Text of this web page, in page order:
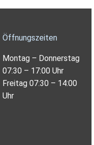
Öffnungszeiten
Montag – Donnerstag
07:30 – 17:00 Uhr
Freitag 07:30 – 14:00
Uhr